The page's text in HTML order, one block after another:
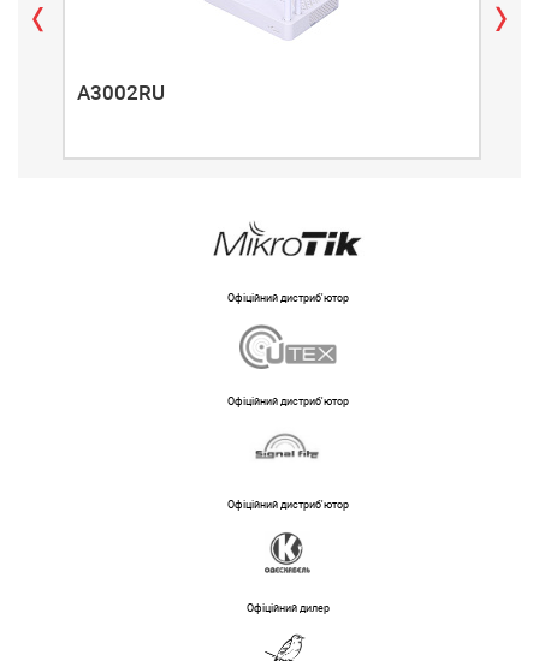
A3002RU
Офіційний дистриб'ютор
Офіційний дистриб'ютор
Офіційний дистриб'ютор
Офіційний дилер